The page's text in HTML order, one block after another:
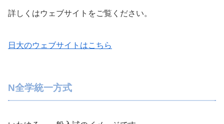
詳しくはウェブサイトをご覧ください。
日大のウェブサイトはこちら
N全学統一方式